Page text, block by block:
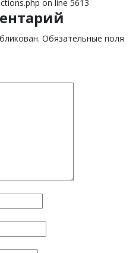
on line 5613
Обязательные поля